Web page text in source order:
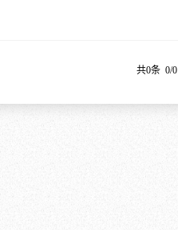
共0条 0/0